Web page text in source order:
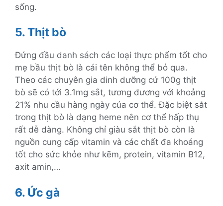
sống.
5. Thịt bò
Đứng đầu danh sách các loại thực phẩm tốt cho
mẹ bầu thịt bò là cái tên không thể bỏ qua.
Theo các chuyên gia dinh dưỡng cứ 100g thịt
bò sẽ có tới 3.1mg sắt, tương đương với khoảng
21% nhu cầu hàng ngày của cơ thể. Đặc biệt sắt
trong thịt bò là dạng heme nên cơ thể hấp thụ
rất dễ dàng. Không chỉ giàu sắt thịt bò còn là
nguồn cung cấp vitamin và các chất đa khoáng
tốt cho sức khỏe như kẽm, protein, vitamin B12,
axit amin,…
6. Ức gà